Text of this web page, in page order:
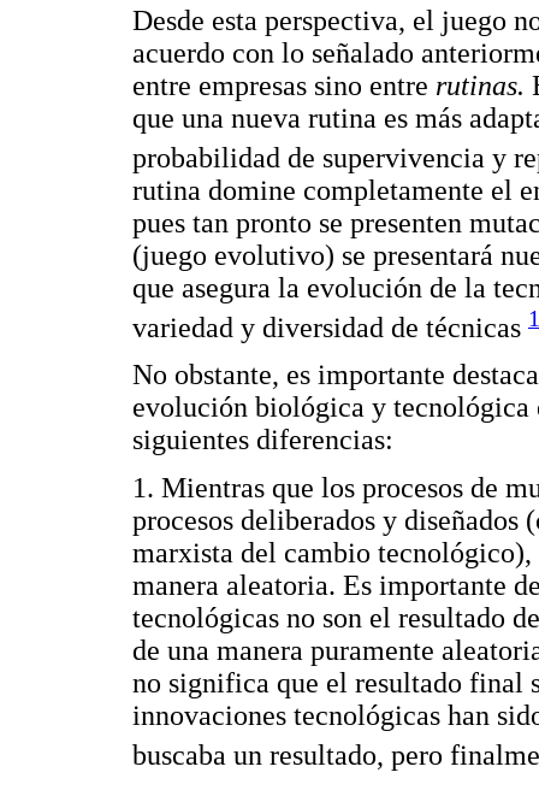
Desde esta perspectiva, el juego
acuerdo con lo señalado
entre empresas sino entre rutinas.
que una nueva rutina es más
probabilidad de supervivencia y
rutina domine completamente el
pues tan pronto se presenten
(juego evolutivo) se presentará
que asegura la evolución de la
variedad y diversidad de técnicas
No obstante, es importante
evolución biológica y
siguientes diferencias:
1. Mientras que los procesos de
procesos deliberados y diseñados
marxista del cambio
manera aleatoria. Es importante
tecnológicas no son el resultado
de una manera puramente
no significa que el resultado final
innovaciones tecnológicas han
buscaba un resultado, pero